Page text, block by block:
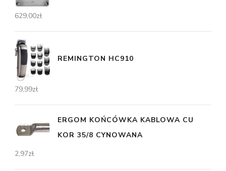
629,00zł
REMINGTON HC910
79,99zł
ERGOM KOŃCÓWKA KABLOWA CU
KOR 35/8 CYNOWANA
2,97zł